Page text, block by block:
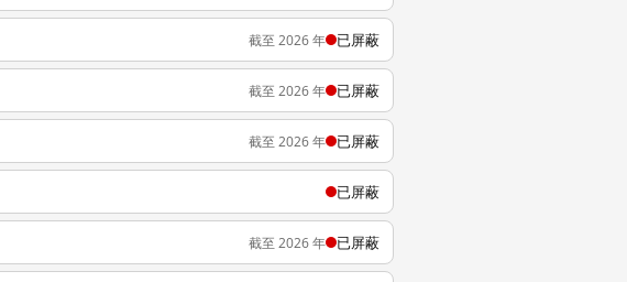
截至 2026 年 已屏蔽
截至 2026 年 已屏蔽
截至 2026 年 已屏蔽
已屏蔽
截至 2026 年 已屏蔽